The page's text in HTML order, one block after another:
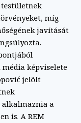
testületnek
míg
javítását
képviselete
jelölt
a
is. A REM